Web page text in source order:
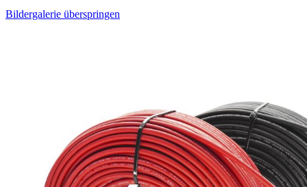
Bildergalerie überspringen